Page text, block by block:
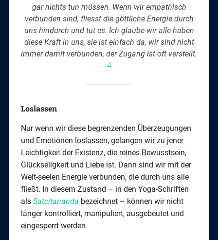
gar nichts tun müssen. Wenn wir empathisch
verbunden sind, fliesst die göttliche Energie durch
uns hindurch und tut es. Ich glaube wir alle haben
diese Kraft in uns, sie ist einfach da, wir sind nicht
immer damit verbunden, der Zugang ist oft verstellt.
4
Loslassen
Nur wenn wir diese begrenzenden Überzeugungen
und Emotionen loslassen, gelangen wir zu jener
Leichtigkeit der Existenz, die reines Bewusstsein,
Glückseligkeit und Liebe ist. Dann sind wir mit der
Welt-seelen Energie verbunden, die durch uns alle
fließt. In diesem Zustand – in den Yoga-Schriften
als Satcitananda bezeichnet – können wir nicht
länger kontrolliert, manipuliert, ausgebeutet und
eingesperrt werden.